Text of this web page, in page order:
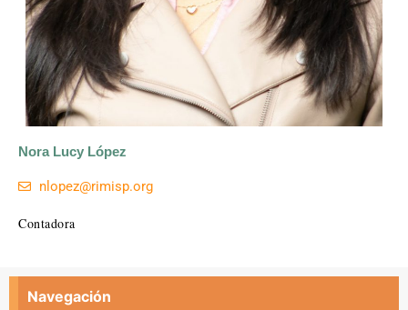
Nora Lucy López
nlopez@rimisp.org
Contadora
Navegación